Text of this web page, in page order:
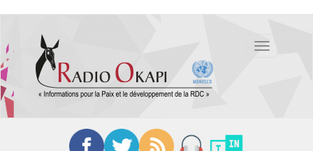
contenu
principal
Toggle